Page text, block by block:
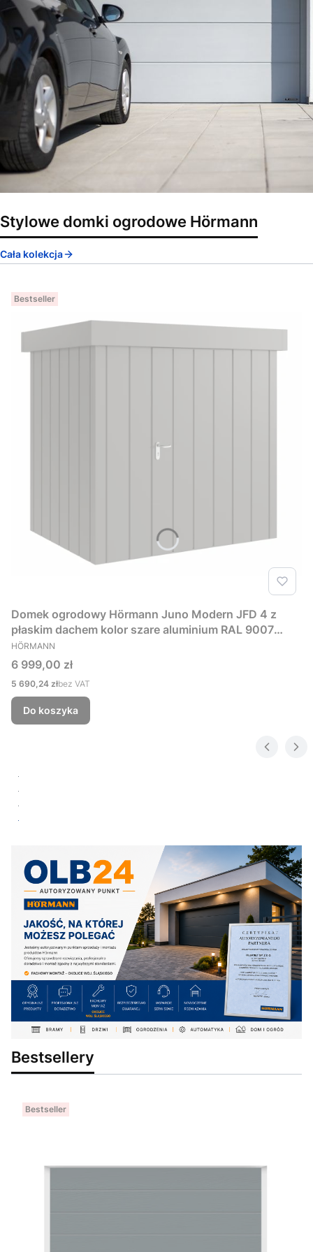
Stylowe domki ogrodowe Hörmann
Cała kolekcja
Bestseller
Domek ogrodowy Hörmann Juno Modern JFD 4 z
płaskim dachem kolor szare aluminium RAL 9007
229x181 cm
PRODUCENT
HÖRMANN
Cena
6 999,00 zł
Cena
5 690,24 złbez VAT
Do koszyka
Bestsellery
Bestseller